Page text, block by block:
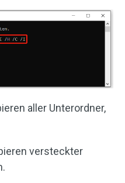
aller Unterordner,
versteckter